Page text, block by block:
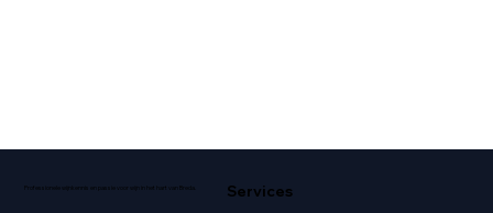
Professionele wijnkennis en passie voor wijn in het hart van Breda. Services